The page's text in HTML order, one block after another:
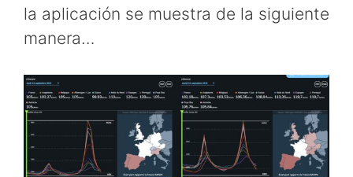
la aplicación se muestra de la siguiente
manera…